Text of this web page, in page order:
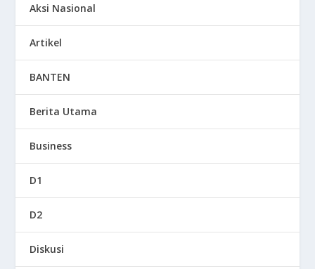
Aksi Nasional
Artikel
BANTEN
Berita Utama
Business
D1
D2
Diskusi